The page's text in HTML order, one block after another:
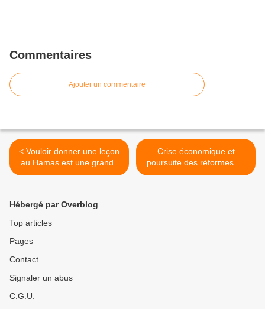
Commentaires
Ajouter un commentaire
< Vouloir donner une leçon
au Hamas est une grande
erreur
Crise économique et
poursuite des réformes au
coeur des voeux de
Hébergé par Overblog
Top articles
Pages
Contact
Signaler un abus
C.G.U.